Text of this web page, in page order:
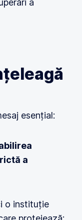
a
esențial:
a
o instituție